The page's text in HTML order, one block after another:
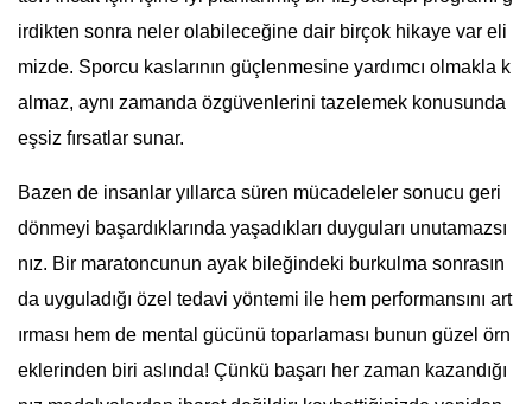
irdikten sonra neler olabileceğine dair birçok hikaye var eli
mizde. Sporcu kaslarının güçlenmesine yardımcı olmakla k
almaz, aynı zamanda özgüvenlerini tazelemek konusunda
eşsiz fırsatlar sunar.
Bazen de insanlar yıllarca süren mücadeleler sonucu geri
dönmeyi başardıklarında yaşadıkları duyguları unutamazsı
nız. Bir maratoncunun ayak bileğindeki burkulma sonrasın
da uyguladığı özel tedavi yöntemi ile hem performansını art
ırması hem de mental gücünü toparlaması bunun güzel örn
eklerinden biri aslında! Çünkü başarı her zaman kazandığı